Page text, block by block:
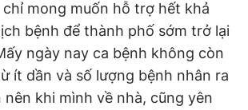
chỉ mong muốn hỗ trợ hết khả
bệnh để thành phố sớm trở lại
ngày nay ca bệnh không còn
ít dần và số lượng bệnh nhân ra
nên khi mình về nhà, cũng yên